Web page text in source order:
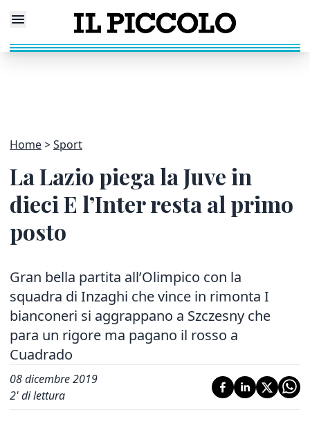
Home Sport
La Lazio piega la Juve in
dieci E l’Inter resta al primo
posto
Gran bella partita all’Olimpico con la
squadra di Inzaghi che vince in rimonta I
bianconeri si aggrappano a Szczesny che
para un rigore ma pagano il rosso a
Cuadrado
08 dicembre 2019
2' di lettura